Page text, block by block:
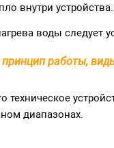
внутри устройства.
воды следует
работы,
техническое
диапазонах.